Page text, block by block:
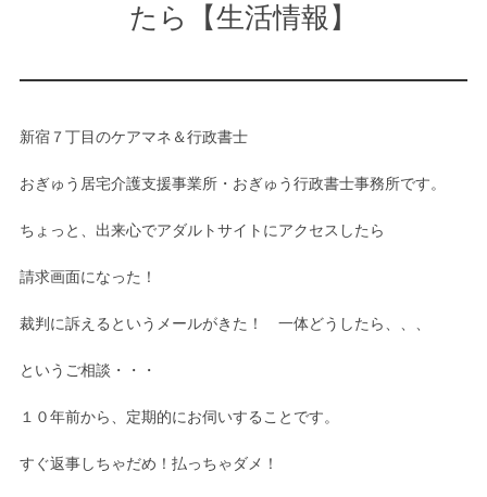
たら【生活情報】
新宿７丁目のケアマネ＆行政書士
おぎゅう居宅介護支援事業所・おぎゅう行政書士事務所です。
ちょっと、出来心でアダルトサイトにアクセスしたら
請求画面になった！
裁判に訴えるというメールがきた！ 一体どうしたら、、、
というご相談・・・
１０年前から、定期的にお伺いすることです。
すぐ返事しちゃだめ！払っちゃダメ！